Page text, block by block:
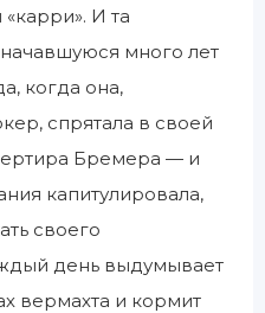
И та
много лет
когда она,
спрятала в своей
Бремера — и
капитулировала,
своего
день выдумывает
вермахта и кормит